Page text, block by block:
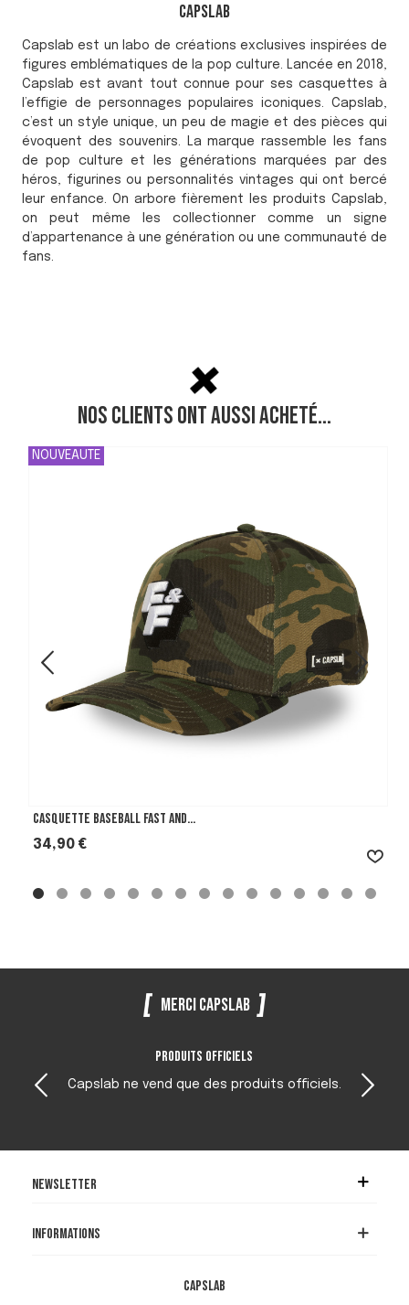
Capslab
Capslab est un labo de créations exclusives inspirées de
figures emblématiques de la pop culture. Lancée en 2018,
Capslab est avant tout connue pour ses casquettes à
l’effigie de personnages populaires iconiques. Capslab,
c’est un style unique, un peu de magie et des pièces qui
évoquent des souvenirs. La marque rassemble les fans
de pop culture et les générations marquées par des
héros, figurines ou personnalités vintages qui ont bercé
leur enfance. On arbore fièrement les produits Capslab,
on peut même les collectionner comme un signe
d’appartenance à une génération ou une communauté de
fans.
Nos clients ont aussi acheté...
NOUVEAUTE
Casquette Baseball Fast And...
Prix
34,90 €
Merci Capslab
Produits officiels
Capslab ne vend que des produits officiels.
Newsletter
Informations
Capslab